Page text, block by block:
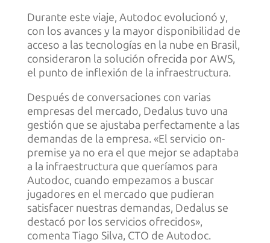
Durante este viaje, Autodoc evolucionó y,
con los avances y la mayor disponibilidad de
acceso a las tecnologías en la nube en Brasil,
consideraron la solución ofrecida por AWS,
el punto de inflexión de la infraestructura.
Después de conversaciones con varias
empresas del mercado, Dedalus tuvo una
gestión que se ajustaba perfectamente a las
demandas de la empresa. «El servicio on-
premise ya no era el que mejor se adaptaba
a la infraestructura que queríamos para
Autodoc, cuando empezamos a buscar
jugadores en el mercado que pudieran
satisfacer nuestras demandas, Dedalus se
destacó por los servicios ofrecidos»,
comenta Tiago Silva, CTO de Autodoc.